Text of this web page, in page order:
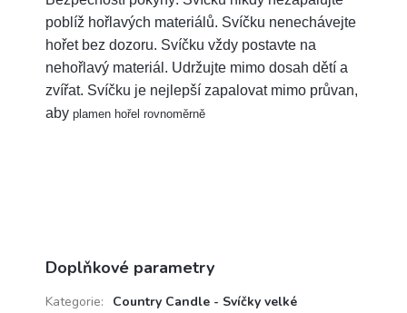
poblíž hořlavých materiálů. Svíčku nenechávejte
hořet bez dozoru. Svíčku vždy postavte na
nehořlavý materiál. Udržujte mimo dosah dětí a
zvířat. Svíčku je nejlepší zapalovat mimo průvan,
aby plamen hořel rovnoměrně
Doplňkové parametry
Kategorie:
Country Candle - Svíčky velké